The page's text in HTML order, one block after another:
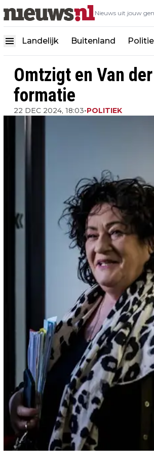
Nieuws uit jouw
Landelijk Buitenland
Omtzigt en Van
formatie
22 DEC 2024, 18:03•POLITIEK